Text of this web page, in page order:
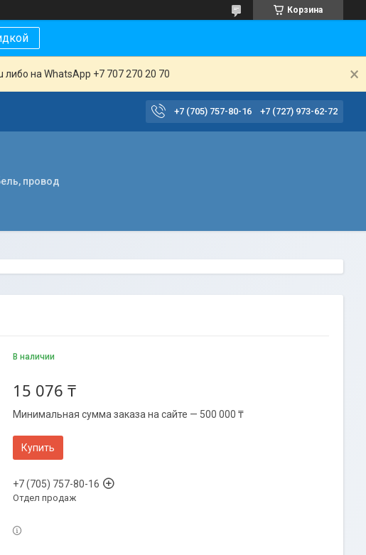
Корзина
на WhatsApp +7 707 270 20 70
+7 (705) 757-80-16 +7 (727) 973-62-72
провод
В наличии
15 076 ₸
Минимальная сумма заказа на сайте — 500 000 ₸
Купить
+7 (705) 757-80-16
Отдел продаж